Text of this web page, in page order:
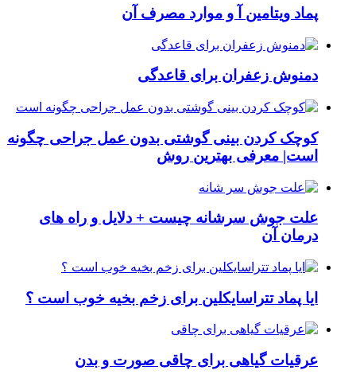
پماد ویتامین آ و موارد مصرف آن
دمنوش زعفران برای قاعدگی
کوچک کردن بینی گوشتی بدون عمل جراحی چگونه
است| معرفی بهترین روش
علت جوش سرشانه چیست + دلایل و راه های
درمان آن
ایا پماد تتراسایکلین برای زخم بخیه خوب است ؟
عرقیات گیاهی برای چاقی صورت و بدن